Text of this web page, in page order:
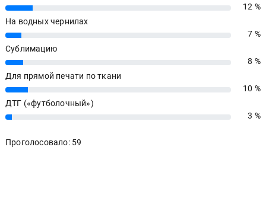
12%
12 %
На водных чернилах
7%
7 %
Сублимацию
8%
8 %
Для прямой печати по ткани
10%
10 %
ДТГ («футболочный»)
3% 3 %
Проголосовало: 59